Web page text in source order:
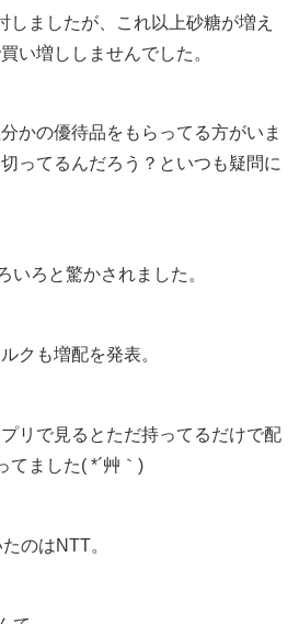
しましたが、これ以上砂糖が増え
い増ししませんでした。
かの優待品をもらってる方がいま
ってるんだろう？といつも疑問に
いろと驚かされました。
クも増配を発表。
リで見るとただ持ってるだけで配
てました( *´艸｀)
のはNTT。